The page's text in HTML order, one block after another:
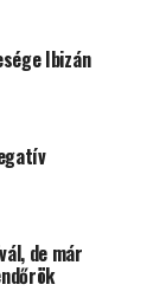
Ibizán
de már